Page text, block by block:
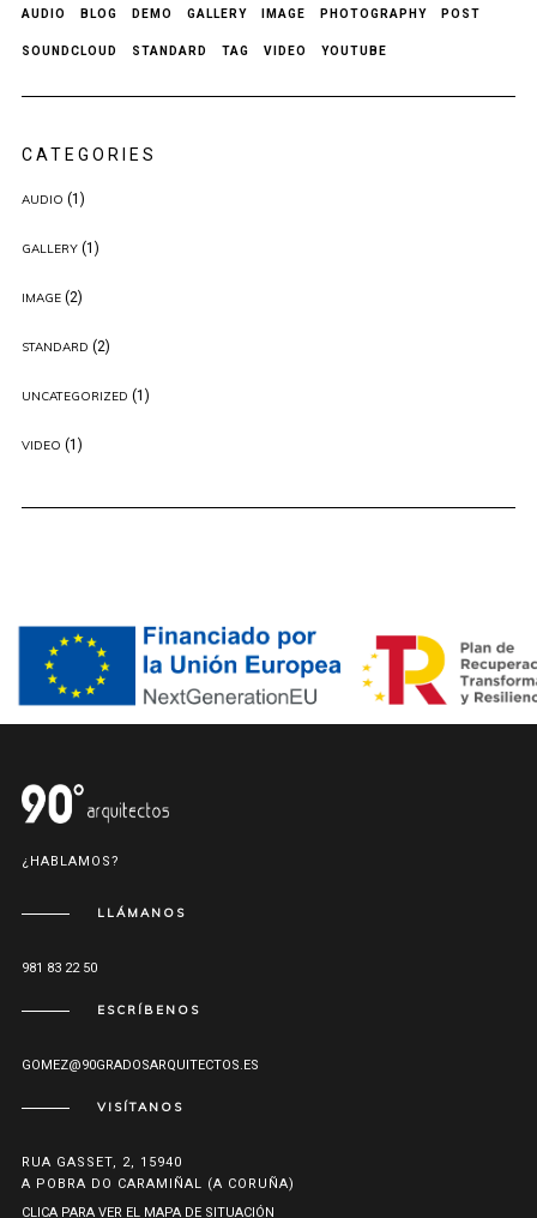
AUDIO BLOG DEMO GALLERY IMAGE PHOTOGRAPHY POST
SOUNDCLOUD STANDARD TAG VIDEO YOUTUBE
CATEGORIES
AUDIO (1)
GALLERY(1)
IMAGE(2)
STANDARD (2)
UNCATEGORIZED (1)
VIDEO (1)
¿HABLAMOS?
LLÁMANOS
981 83 22 50
ESCRÍBENOS
GOMEZ@90GRADOSARQUITECTOS.ES
VISÍTANOS
RUA GASSET, 2, 15940
A POBRA DO CARAMIÑAL (A CORUÑA)
CLICA PARA VER EL MAPA DE SITUACIÓN